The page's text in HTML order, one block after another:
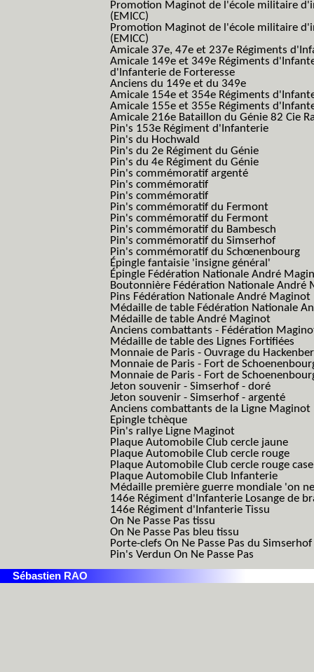
Promotion Maginot de l'école militaire
(EMICC)
Promotion Maginot de l'école militaire
(EMICC)
Amicale 37e, 47e et 237e Régiments
Amicale 149e et 349e Régiments
d'Infanterie de Forteresse
Anciens du 149e et du 349e
Amicale 154e et 354e Régiments
Amicale 155e et 355e Régiments
Amicale 216e Bataillon du Génie 82 Cie
Pin's 153e Régiment d'Infanterie
Pin's du Hochwald
Pin's du 2e Régiment du Génie
Pin's du 4e Régiment du Génie
Pin's commémoratif argenté
Pin's commémoratif
Pin's commémoratif
Pin's commémoratif du Fermont
Pin's commémoratif du Fermont
Pin's commémoratif du Bambesch
Pin's commémoratif du Simserhof
Pin's commémoratif du Schœnenbourg
Épingle fantaisie 'insigne général'
Épingle Fédération Nationale André
Boutonnière Fédération Nationale André
Pins Fédération Nationale André Maginot
Médaille de table Fédération Nationale
Médaille de table André Maginot
Anciens combattants - Fédération
Médaille de table des Lignes Fortifiées
Monnaie de Paris - Ouvrage du
Monnaie de Paris - Fort de
Monnaie de Paris - Fort de
Jeton souvenir - Simserhof - doré
Jeton souvenir - Simserhof - argenté
Anciens combattants de la Ligne Maginot
Epingle tchèque
Pin's rallye Ligne Maginot
Plaque Automobile Club cercle jaune
Plaque Automobile Club cercle rouge
Plaque Automobile Club cercle rouge
Plaque Automobile Club Infanterie
Médaille première guerre mondiale 'on
146e Régiment d'Infanterie Losange de
146e Régiment d'Infanterie Tissu
On Ne Passe Pas tissu
On Ne Passe Pas bleu tissu
Porte-clefs On Ne Passe Pas du Simserhof
Pin's Verdun On Ne Passe Pas
Sébastien RAO